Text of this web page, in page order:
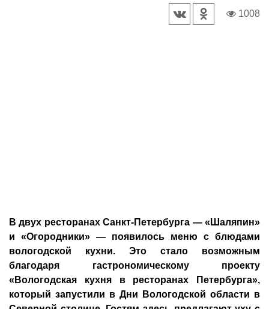
1008
В двух ресторанах Санкт-Петербурга — «Шаляпин»
и «Огородники» — появилось меню с блюдами
вологодской кухни. Это стало возможным
благодаря гастрономическому проекту
«Вологодская кухня в ресторанах Петербурга»,
который запустили в Дни Вологодской области в